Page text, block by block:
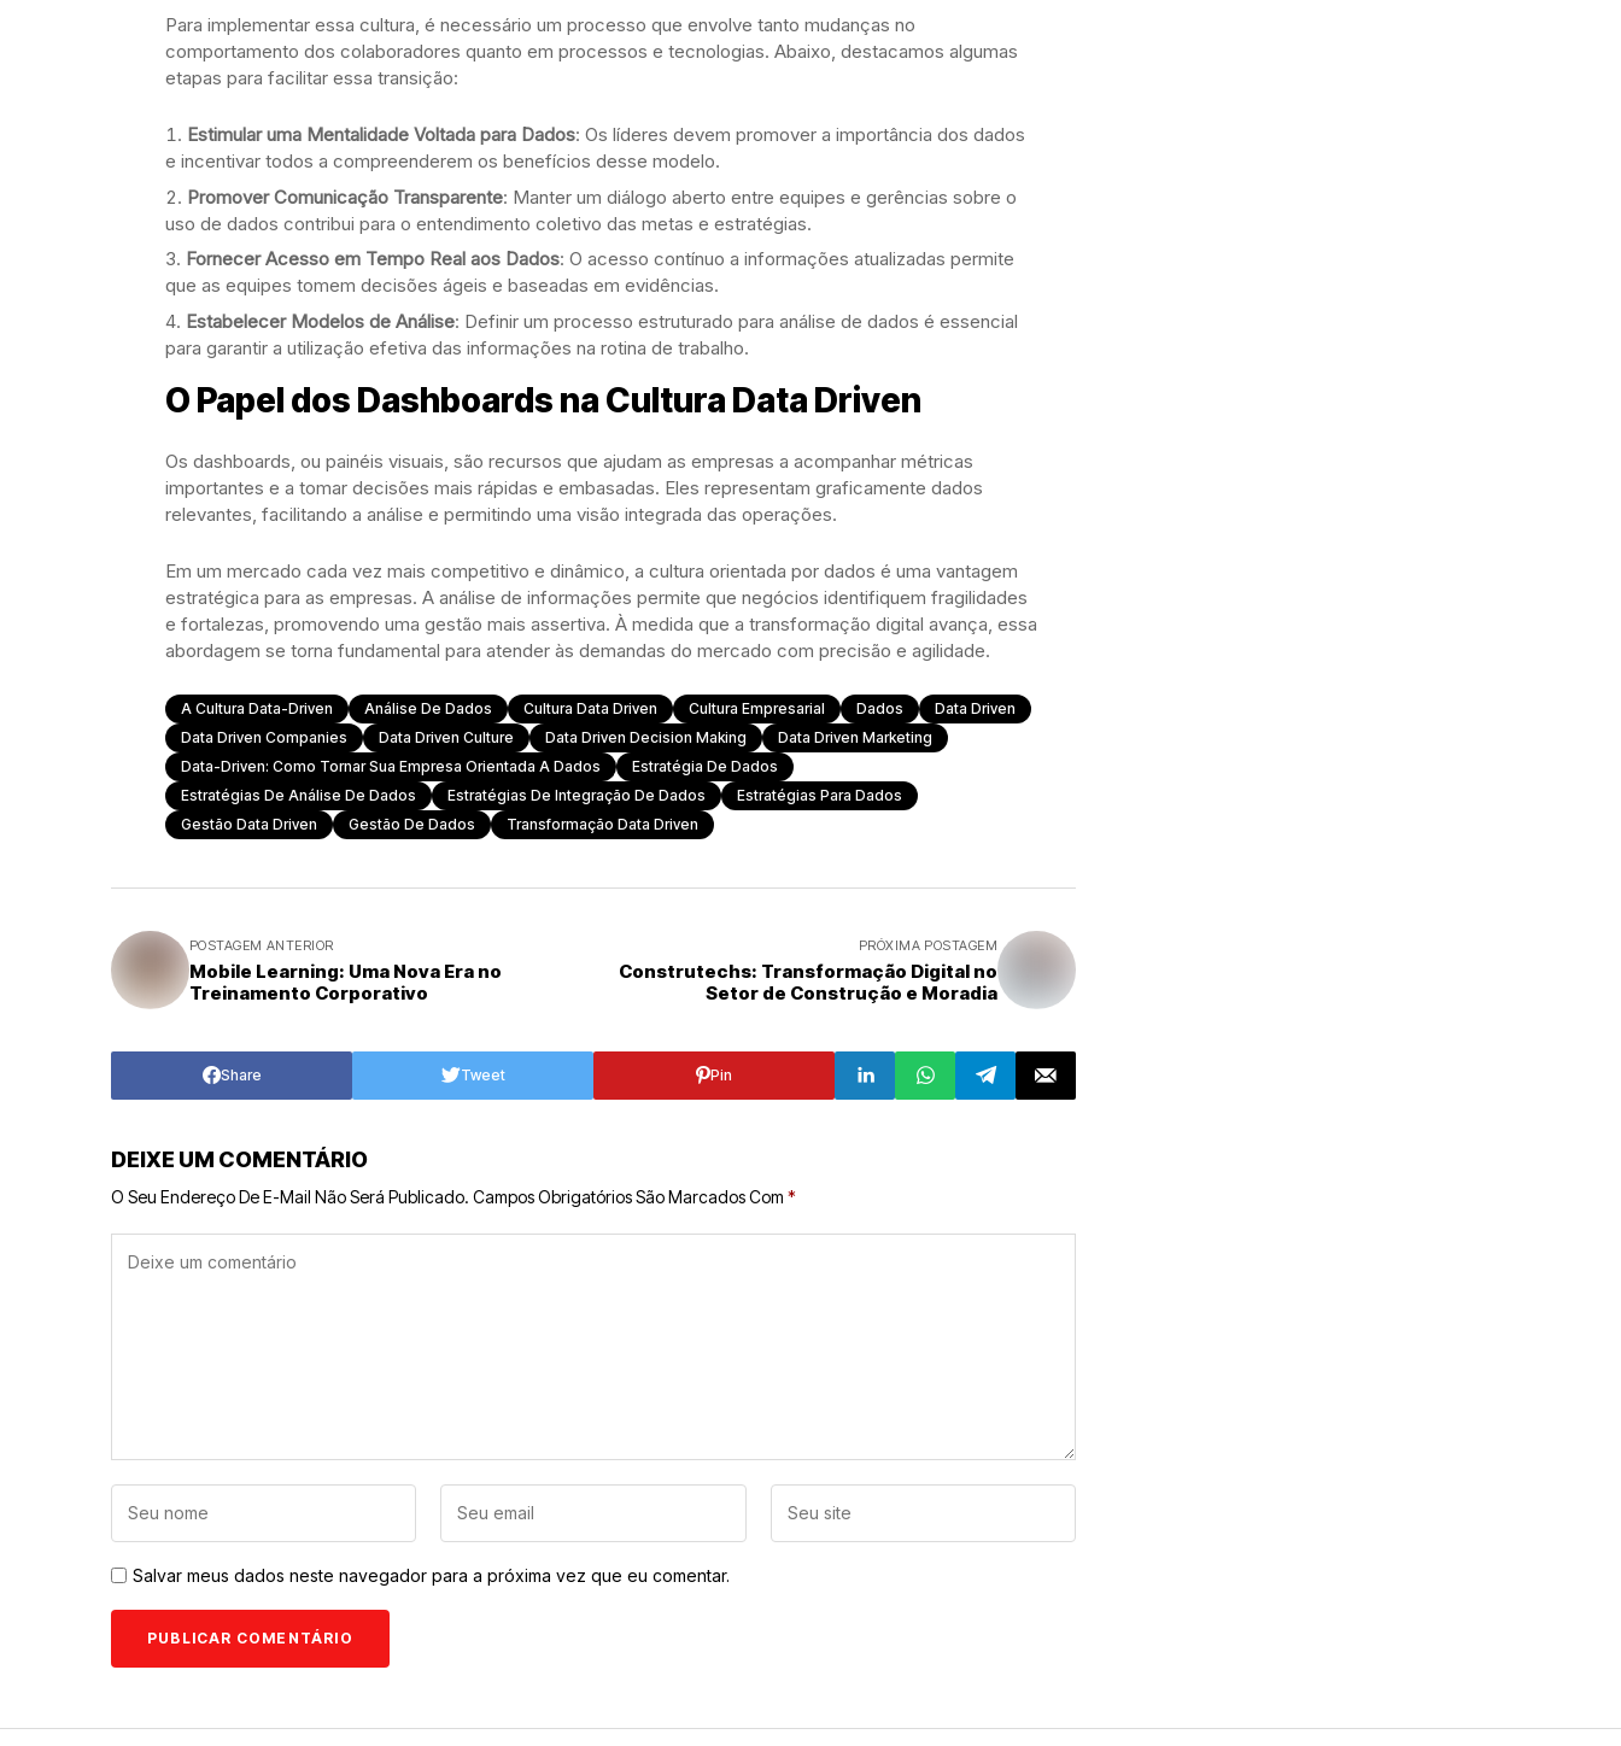
Para implementar essa cultura, é necessário um processo que envolve tanto mudanças no
comportamento dos colaboradores quanto em processos e tecnologias. Abaixo, destacamos algumas
etapas para facilitar essa transição:
Estimular uma Mentalidade Voltada para Dados: Os líderes devem promover a importância dos dados
e incentivar todos a compreenderem os benefícios desse modelo.
Promover Comunicação Transparente: Manter um diálogo aberto entre equipes e gerências sobre o
uso de dados contribui para o entendimento coletivo das metas e estratégias.
Fornecer Acesso em Tempo Real aos Dados: O acesso contínuo a informações atualizadas permite
que as equipes tomem decisões ágeis e baseadas em evidências.
Estabelecer Modelos de Análise: Definir um processo estruturado para análise de dados é essencial
para garantir a utilização efetiva das informações na rotina de trabalho.
O Papel dos Dashboards na Cultura Data Driven
Os dashboards, ou painéis visuais, são recursos que ajudam as empresas a acompanhar métricas
importantes e a tomar decisões mais rápidas e embasadas. Eles representam graficamente dados
relevantes, facilitando a análise e permitindo uma visão integrada das operações.
Em um mercado cada vez mais competitivo e dinâmico, a cultura orientada por dados é uma vantagem
estratégica para as empresas. A análise de informações permite que negócios identifiquem fragilidades
e fortalezas, promovendo uma gestão mais assertiva. À medida que a transformação digital avança, essa
abordagem se torna fundamental para atender às demandas do mercado com precisão e agilidade.
A Cultura Data-Driven Análise De Dados Cultura Data Driven Cultura Empresarial Dados
Data Driven
Data Driven Companies
Data Driven Culture Data Driven Decision Making
Data Driven Marketing
Data-Driven: Como Tornar Sua Empresa Orientada A Dados
Estratégia De Dados
Estratégias De Análise De Dados
Estratégias De Integração De Dados
Estratégias Para Dados
Gestão Data Driven
Gestão De Dados Transformação Data Driven
POSTAGEM ANTERIOR
Mobile Learning: Uma Nova Era no
Treinamento Corporativo
PRÓXIMA POSTAGEM
Construtechs: Transformação Digital no
Setor de Construção e Moradia
Share Tweet Pin
DEIXE UM COMENTÁRIO
O Seu Endereço De E-Mail Não Será Publicado. Campos Obrigatórios São Marcados Com *
Salvar meus dados neste navegador para a próxima vez que eu comentar.